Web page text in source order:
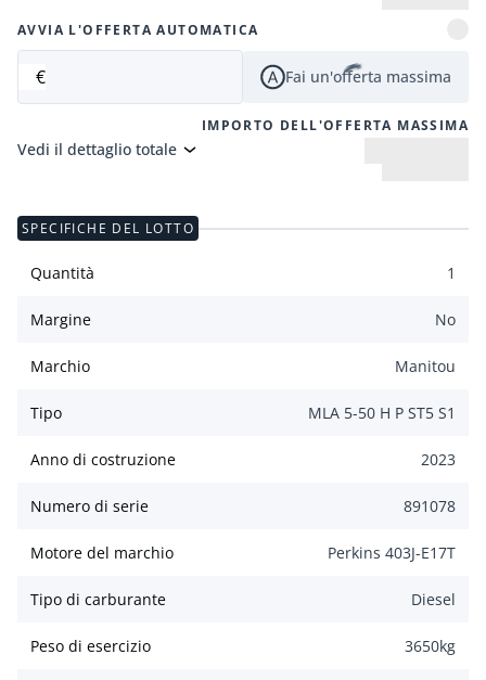
AVVIA L'OFFERTA AUTOMATICA
€ Fai un'offerta massima
IMPORTO DELL'OFFERTA MASSIMA
Vedi il dettaglio totale
SPECIFICHE DEL LOTTO
Quantità 1
Margine No
Marchio Manitou
Tipo MLA 5-50 H P ST5 S1
Anno di costruzione 2023
Numero di serie 891078
Motore del marchio Perkins 403J-E17T
Tipo di carburante Diesel
Peso di esercizio 3650kg